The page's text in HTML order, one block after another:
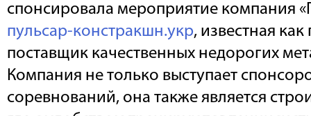
спонсировала мероприятие компания
пульсар-констракшн.укр, известная
поставщик качественных недорогих
Компания не только выступает
соревнований, она также является